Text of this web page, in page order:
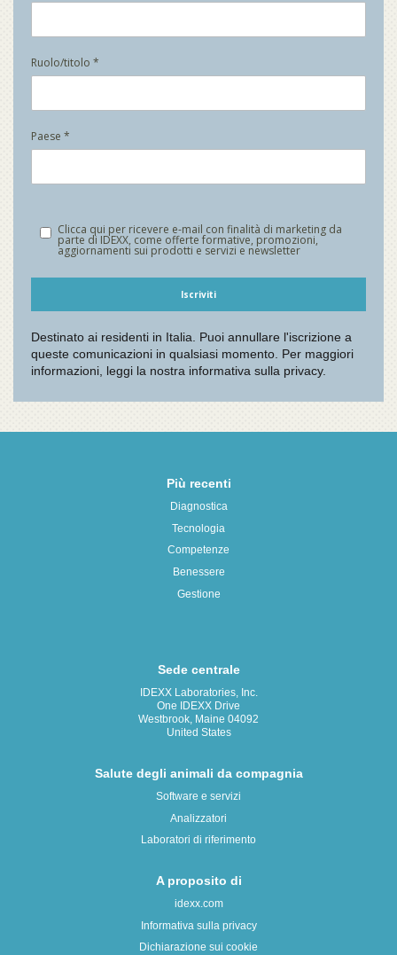
Più recenti
Diagnostica
Tecnologia
Competenze
Benessere
Gestione
Sede centrale
IDEXX Laboratories, Inc.
One IDEXX Drive
Westbrook, Maine 04092
United States
Salute degli animali da compagnia
Software e servizi
Analizzatori
Laboratori di riferimento
A proposito di
idexx.com
Informativa sulla privacy
Dichiarazione sui cookie